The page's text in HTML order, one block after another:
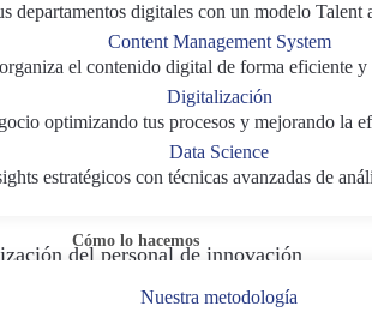
departamentos digitales con un modelo Talent
Content Management System
el contenido digital de forma eficiente y
Digitalización
optimizando tus procesos y mejorando la
Data Science
estratégicos con técnicas avanzadas de
Cómo lo hacemos
Nuestra metodología
simplemente actuar porque lo hacen los
la transformación digital y sus figuras
del personal de innovación